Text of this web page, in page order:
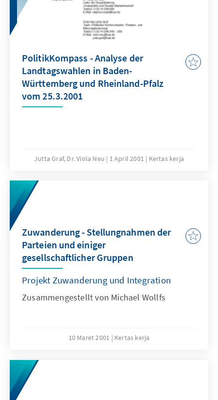
PolitikKompass - Analyse der
Landtagswahlen in Baden-
Württemberg und Rheinland-Pfalz
vom 25.3.2001
Jutta Graf, Dr. Viola Neu 1 April 2001 Kertas kerja
Zuwanderung - Stellungnahmen der
Parteien und einiger
gesellschaftlicher Gruppen
Projekt Zuwanderung und Integration
Zusammengestellt von Michael Wollfs
10 Maret 2001 Kertas kerja